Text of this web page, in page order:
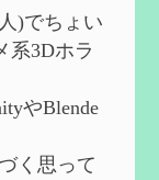
エを使っ
介とテン
)でちょい
系3Dホラ
やBlende
く思って